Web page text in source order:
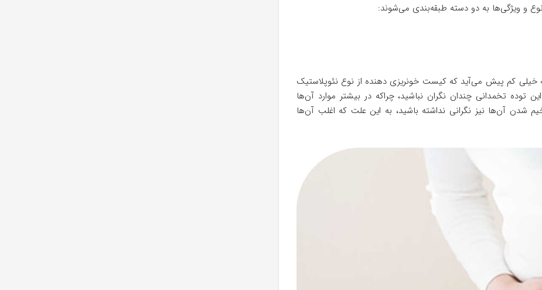
و ویژگی‌ها به دو دسته طبقه‌بندی می‌شوند:
کم پیش می‌آید که کیست خونریزی دهنده از نوع نئوپلاستیک
تخمدانی چندان نگران نباشید، چراکه در بیشتر موارد آن‌ها
شدن آن‌ها نیز نگرانی نداشته باشید، به این علت که اغلب آن‌ها